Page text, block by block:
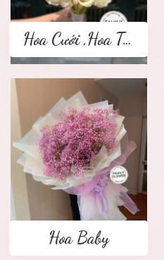
Hoa Cưới ,Hoa Tay Cầm Cô Dâu
Hoa Baby